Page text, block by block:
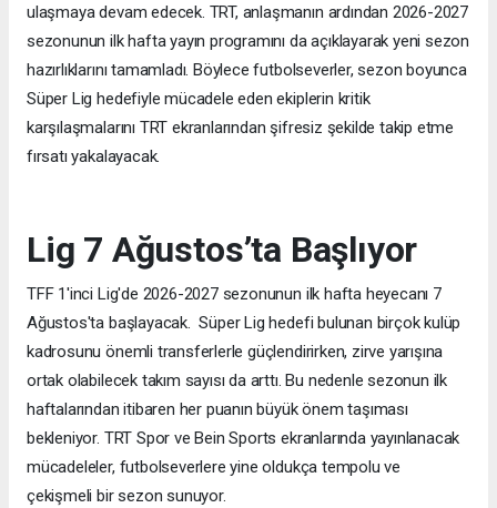
ulaşmaya devam edecek. TRT, anlaşmanın ardından 2026-2027
sezonunun ilk hafta yayın programını da açıklayarak yeni sezon
hazırlıklarını tamamladı. Böylece futbolseverler, sezon boyunca
Süper Lig hedefiyle mücadele eden ekiplerin kritik
karşılaşmalarını TRT ekranlarından şifresiz şekilde takip etme
fırsatı yakalayacak.
Lig 7 Ağustos’ta Başlıyor
TFF 1'inci Lig'de 2026-2027 sezonunun ilk hafta heyecanı 7
Ağustos'ta başlayacak. Süper Lig hedefi bulunan birçok kulüp
kadrosunu önemli transferlerle güçlendirirken, zirve yarışına
ortak olabilecek takım sayısı da arttı. Bu nedenle sezonun ilk
haftalarından itibaren her puanın büyük önem taşıması
bekleniyor. TRT Spor ve Bein Sports ekranlarında yayınlanacak
mücadeleler, futbolseverlere yine oldukça tempolu ve
çekişmeli bir sezon sunuyor.